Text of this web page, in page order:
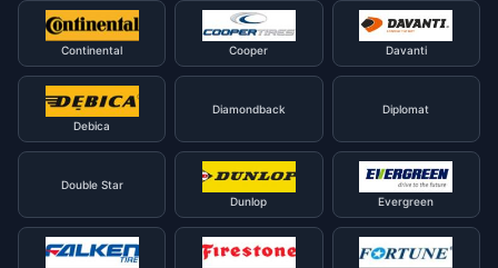
Continental Cooper Davanti
Debica
Diamondback Diplomat
Double Star
Dunlop
Evergreen